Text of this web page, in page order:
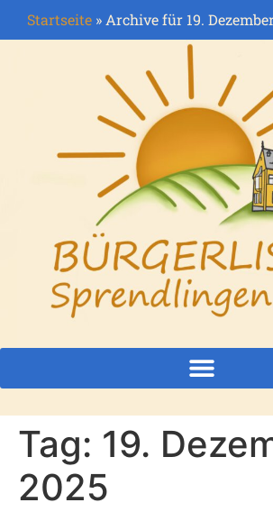
Startseite » Archive für 19.
Tag: 19.
2025